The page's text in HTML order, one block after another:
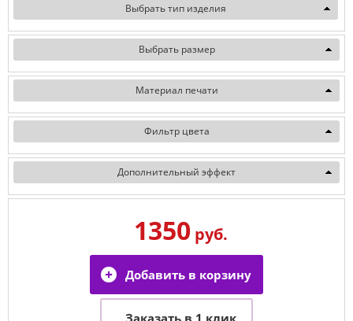
Выбрать тип изделия
Выбрать размер
Материал печати
Фильтр цвета
Дополнительный эффект
1350руб.